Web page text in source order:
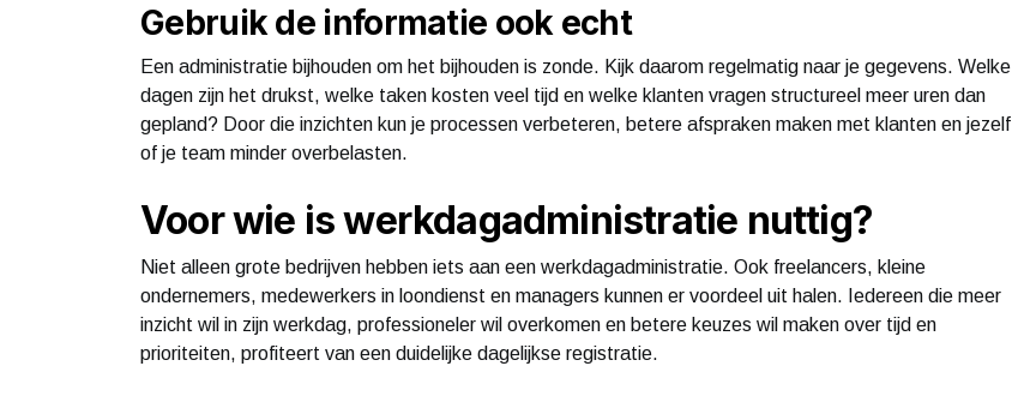
Gebruik de informatie ook echt
Een administratie bijhouden om het bijhouden is zonde. Kijk daarom regelmatig naar je gegevens. Welke
dagen zijn het drukst, welke taken kosten veel tijd en welke klanten vragen structureel meer uren dan
gepland? Door die inzichten kun je processen verbeteren, betere afspraken maken met klanten en jezelf
of je team minder overbelasten.
Voor wie is werkdagadministratie nuttig?
Niet alleen grote bedrijven hebben iets aan een werkdagadministratie. Ook freelancers, kleine
ondernemers, medewerkers in loondienst en managers kunnen er voordeel uit halen. Iedereen die meer
inzicht wil in zijn werkdag, professioneler wil overkomen en betere keuzes wil maken over tijd en
prioriteiten, profiteert van een duidelijke dagelijkse registratie.